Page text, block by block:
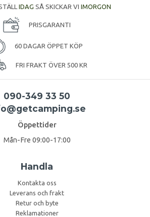
IDAG SÅ SKICKAR VI IMORGON
PRISGARANTI
60 DAGAR ÖPPET KÖP
FRI FRAKT ÖVER 500 KR
090-349 33 50
Öppettider
Mån-Fre 09:00-17:00
Handla
Kontakta oss
Leverans och frakt
Retur och byte
Reklamationer